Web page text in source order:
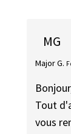
MG
Major G.
Tout
vous